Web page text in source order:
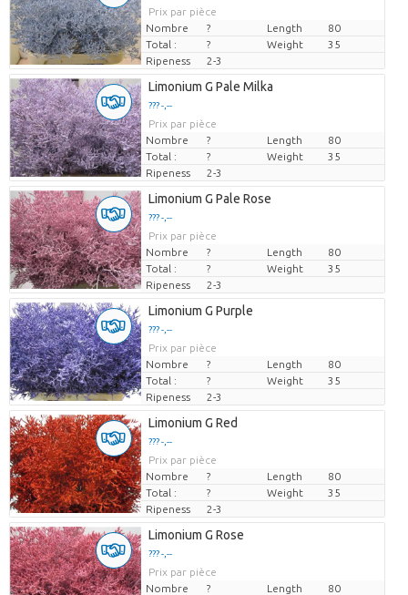
Prix par pièce
Nombre
? Length
80
Total :
? Weight
35
Ripeness
2-3
Limonium G Pale Milka
??? -,--
Prix par pièce
Nombre
? Length
80
Total :
? Weight
35
Ripeness
2-3
Limonium G Pale Rose
??? -,--
Prix par pièce
Nombre
? Length
80
Total :
? Weight
35
Ripeness
2-3
Limonium G Purple
??? -,--
Prix par pièce
Nombre
? Length
80
Total :
? Weight
35
Ripeness
2-3
Limonium G Red
??? -,--
Prix par pièce
Nombre
? Length
80
Total :
? Weight
35
Ripeness
2-3
Limonium G Rose
??? -,--
Prix par pièce
Nombre
? Length
80